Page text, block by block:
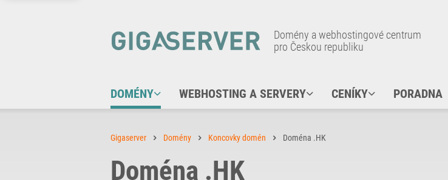
Domény a webhostingové centrum
pro Českou republiku
DOMÉNY WEBHOSTING A SERVERY CENÍKY PORADNA
Gigaserver Domény Koncovky domén Doména .HK
Doména .HK